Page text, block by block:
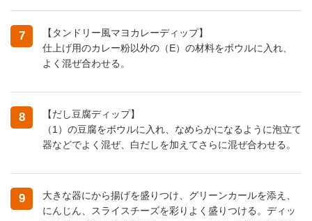
7
【タンドリー風マヨカレーディップ】
仕上げ用のカレー粉以外の（E）の材料をボウルに入れ、
よく混ぜ合わせる。
8
【だし豆腐ディップ】
（1）の豆腐をボウルに入れ、なめらかになるように泡立て
器などでよく混ぜ、白だしを加えてさらに混ぜ合わせる。
9
大きな器にから揚げを盛りつけ、グリーンカールを添え、
にんじん、スライスチーズを彩りよく盛りつける。ディッ